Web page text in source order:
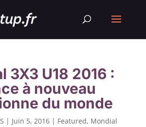
3X3 U18 2016 :
à nouveau
du monde
| Juin 5, 2016| Featured, Mondial